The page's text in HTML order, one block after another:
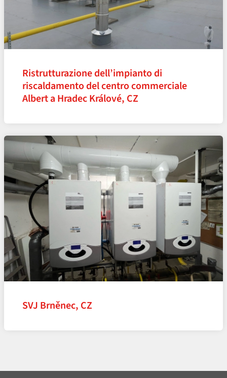
Ristrutturazione dell’impianto di
riscaldamento del centro commerciale
Albert a Hradec Králové, CZ
SVJ Brněnec, CZ